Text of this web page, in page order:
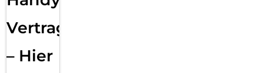
Vertragsabwicklung
– Hier